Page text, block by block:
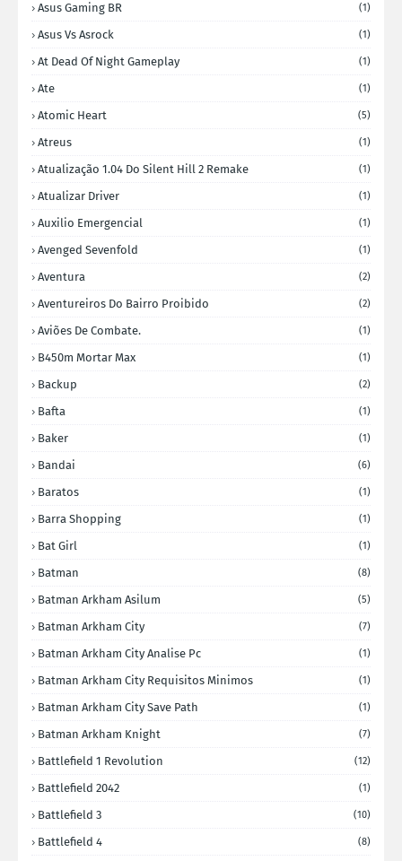
Asus Gaming BR (1)
Asus Vs Asrock (1)
At Dead Of Night Gameplay (1)
Ate (1)
Atomic Heart (5)
Atreus (1)
Atualização 1.04 Do Silent Hill 2 Remake (1)
Atualizar Driver (1)
Auxilio Emergencial (1)
Avenged Sevenfold (1)
Aventura (2)
Aventureiros Do Bairro Proibido (2)
Aviões De Combate. (1)
B450m Mortar Max (1)
Backup (2)
Bafta (1)
Baker (1)
Bandai (6)
Baratos (1)
Barra Shopping (1)
Bat Girl (1)
Batman (8)
Batman Arkham Asilum (5)
Batman Arkham City (7)
Batman Arkham City Analise Pc (1)
Batman Arkham City Requisitos Minimos (1)
Batman Arkham City Save Path (1)
Batman Arkham Knight (7)
Battlefield 1 Revolution (12)
Battlefield 2042 (1)
Battlefield 3 (10)
Battlefield 4 (8)